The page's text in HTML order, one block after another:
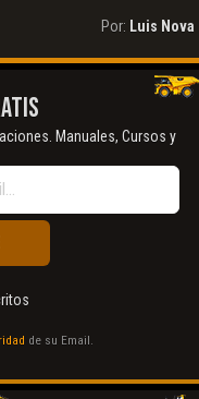
Por: Luis Nova
Manuales, Cursos y
de su Email.